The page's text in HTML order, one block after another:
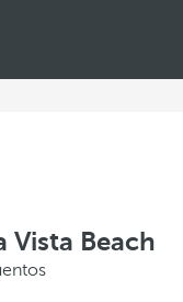
Vista Beach